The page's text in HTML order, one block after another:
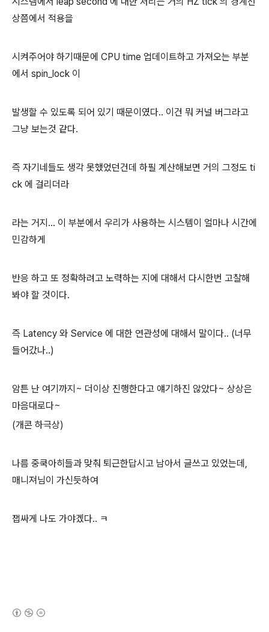
상쯤에서 적용을
시켜주어야 하기때문에 CPU time 업데이트하고 가져오는 부분
에서 spin_lock 이
발생할 수 있도록 되어 있기 때문이였다.. 이건 뭐 커널 버그라고
그냥 보는것 같다.
즉 자기네들도 생각 못했었던건데 하필 계산해보면 거의 그정도 ti
ck 에 걸리더라
라는 거지... 이 부분에서 우리가 사용하는 시스템이 얼마나 시간에
민감하게
반응 하고 또 정확하려고 노력하는 지에 대해서 다시한번 고찰해
봐야 할 것이다.
즉 Latency 와 Service 에 대한 연관성에 대해서 말이다.. (너무
들어갔나..)
암튼 난 여기까지~ 더이상 진행한다고 얘기하진 않았다~ 상상은
마음대로다~
(개콘 하극상)
나름 중쿡아히들과 맞춰 퇴근한답시고 남아서 글쓰고 있었는데,
매니져님이 가신듯하여
잽싸게 나도 가야겠다.. ㅋ